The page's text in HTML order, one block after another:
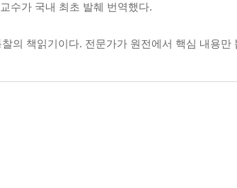
수가 국내 최초 발췌 번역했다.
의 책읽기이다. 전문가가 원전에서 핵심 내용만